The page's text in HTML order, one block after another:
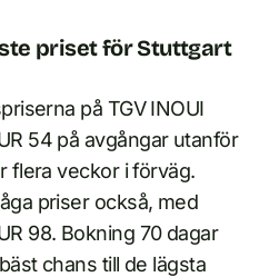
priset för Stuttgart
på TGV INOUI
54 på avgångar utanför
flera veckor i förväg.
priser också, med
98. Bokning 70 dagar
chans till de lägsta